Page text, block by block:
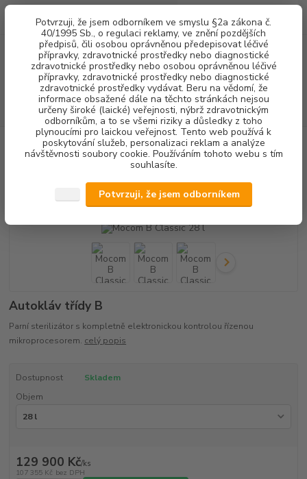
Potvrzuji, že jsem odborníkem ve smyslu §2a zákona č.
40/1995 Sb., o regulaci reklamy, ve znění pozdějších
předpisů, čili osobou oprávněnou předepisovat léčivé
přípravky, zdravotnické prostředky nebo diagnostické
zdravotnické prostředky nebo osobou oprávněnou léčivé
přípravky, zdravotnické prostředky nebo diagnostické
zdravotnické prostředky vydávat. Beru na vědomí, že
informace obsažené dále na těchto stránkách nejsou
určeny široké (laické) veřejnosti, nýbrž zdravotnickým
odborníkům, a to se všemi riziky a důsledky z toho
plynoucími pro laickou veřejnost. Tento web používá k
poskytování služeb, personalizaci reklam a analýze
návštěvnosti soubory cookie. Používáním tohoto webu s tím
souhlasíte.
Potvrzuji, že jsem odborníkem
Menu
CZK
Hledat
(Po-Pá, 8-16 hod.)
za0,00 Kč
STERILIZACE AUTOKLÁVY Mocom B Classic 28 l
Mocom B Classic 28 l
Autokláv třídy B
Parní sterilizátor s kompletně elektronickou kontrolou řízenou
mikroprocesorem. celý popis
Dostupnost
Skladem
Objem
129 900 Kč/ks
107 355 Kč bez DPH